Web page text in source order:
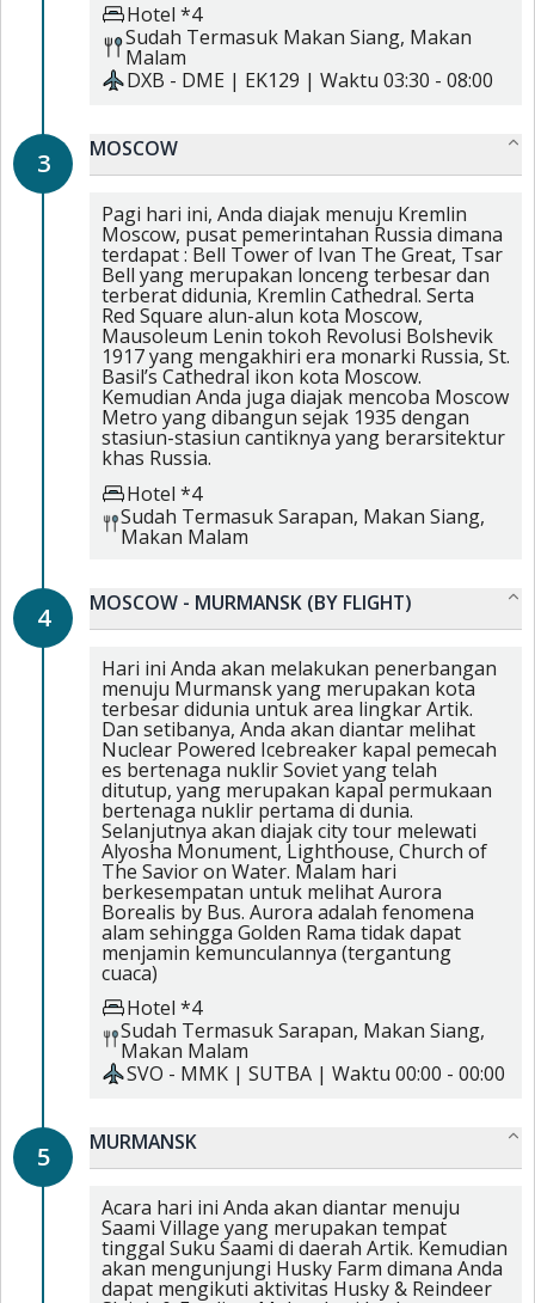
Hotel *4
Sudah Termasuk Makan Siang, Makan
Malam
DXB - DME | EK129 | Waktu 03:30 - 08:00
3 MOSCOW
Pagi hari ini, Anda diajak menuju Kremlin
Moscow, pusat pemerintahan Russia dimana
terdapat : Bell Tower of Ivan The Great, Tsar
Bell yang merupakan lonceng terbesar dan
terberat didunia, Kremlin Cathedral. Serta
Red Square alun-alun kota Moscow,
Mausoleum Lenin tokoh Revolusi Bolshevik
1917 yang mengakhiri era monarki Russia, St.
Basil’s Cathedral ikon kota Moscow.
Kemudian Anda juga diajak mencoba Moscow
Metro yang dibangun sejak 1935 dengan
stasiun-stasiun cantiknya yang berarsitektur
khas Russia.
Hotel *4
Sudah TermasukSarapan, Makan Siang,
Makan Malam
4 MOSCOW - MURMANSK (BY FLIGHT)
Hari ini Anda akan melakukan penerbangan
menuju Murmansk yang merupakan kota
terbesar didunia untuk area lingkar Artik.
Dan setibanya, Anda akan diantar melihat
Nuclear Powered Icebreaker kapal pemecah
es bertenaga nuklir Soviet yang telah
ditutup, yang merupakan kapal permukaan
bertenaga nuklir pertama di dunia.
Selanjutnya akan diajak city tour melewati
Alyosha Monument, Lighthouse, Church of
The Savior on Water. Malam hari
berkesempatan untuk melihat Aurora
Borealis by Bus. Aurora adalah fenomena
alam sehingga Golden Rama tidak dapat
menjamin kemunculannya (tergantung
cuaca)
Hotel *4
Sudah TermasukSarapan, Makan Siang,
Makan Malam
SVO - MMK | SUTBA | Waktu 00:00 - 00:00
5 MURMANSK
Acara hari ini Anda akan diantar menuju
Saami Village yang merupakan tempat
tinggal Suku Saami di daerah Artik. Kemudian
akan mengunjungi Husky Farm dimana Anda
dapat mengikuti aktivitas Husky & Reindeer